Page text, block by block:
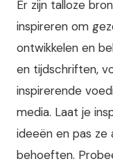
Er zijn talloze
inspireren om
ontwikkelen en
en tijdschriften,
inspirerende
media. Laat je
ideeën en pas ze
behoeften.